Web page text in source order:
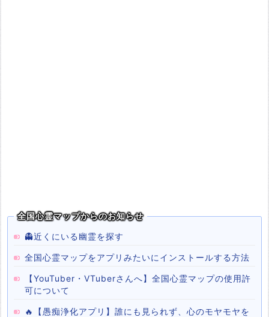
全国心霊マップからのお知らせ
👻近くにいる幽霊を探す
全国心霊マップをアプリみたいにインストールする方法
【YouTuber・VTuberさんへ】全国心霊マップの使用許
可について
🔥【愚痴浄化アプリ】誰にも見られず、心のモヤモヤを